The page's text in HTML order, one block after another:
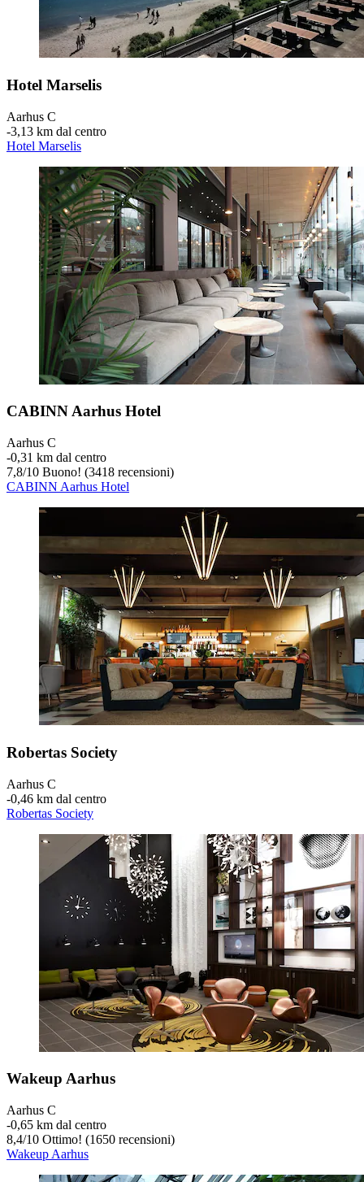
Hotel Marselis
Aarhus C
‐3,13 km dal centro
Hotel Marselis
CABINN Aarhus Hotel
Aarhus C
‐0,31 km dal centro
7,8/10 Buono! (3418 recensioni)
CABINN Aarhus Hotel
Robertas Society
Aarhus C
‐0,46 km dal centro
Robertas Society
Wakeup Aarhus
Aarhus C
‐0,65 km dal centro
8,4/10 Ottimo! (1650 recensioni)
Wakeup Aarhus